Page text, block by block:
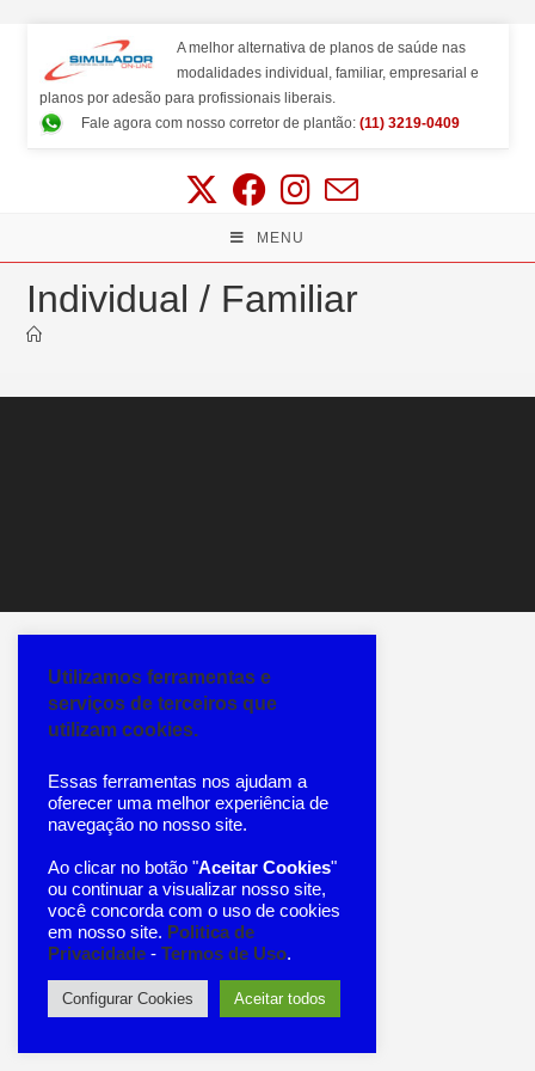
A melhor alternativa de planos de saúde nas
modalidades individual, familiar, empresarial e
planos por adesão para profissionais liberais.
Fale agora com nosso corretor de plantão: (11) 3219-0409
MENU
Individual / Familiar
Utilizamos ferramentas e
serviços de terceiros que
utilizam cookies.
Essas ferramentas nos ajudam a
oferecer uma melhor experiência de
navegação no nosso site.
Ao clicar no botão "Aceitar Cookies"
ou continuar a visualizar nosso site,
você concorda com o uso de cookies
em nosso site. Politica de
Privacidade - Termos de Uso.
Configurar Cookies Aceitar todos